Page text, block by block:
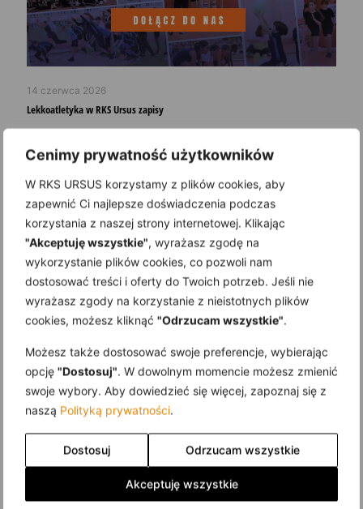
Cenimy prywatność użytkowników
W RKS URSUS korzystamy z plików cookies, aby
zapewnić Ci najlepsze doświadczenia podczas
korzystania z naszej strony internetowej. Klikając
"Akceptuję wszystkie", wyrażasz zgodę na
wykorzystanie plików cookies, co pozwoli nam
dostosować treści i oferty do Twoich potrzeb. Jeśli nie
wyrażasz zgody na korzystanie z nieistotnych plików
cookies, możesz kliknąć "Odrzucam wszystkie".
Możesz także dostosować swoje preferencje, wybierając
opcję "Dostosuj". W dowolnym momencie możesz zmienić
swoje wybory. Aby dowiedzieć się więcej, zapoznaj się z
naszą Polityką prywatności.
Dostosuj Odrzucam wszystkie
Akceptuję wszystkie
14 czerwca 2026
Lekkoatletyka w RKS Ursus zapisy
Read more
Zobacz wszystkie mecze
OSTATNIE MECZE
8 sierpnia 2026
11:00
IV liga gr. mazowiecka